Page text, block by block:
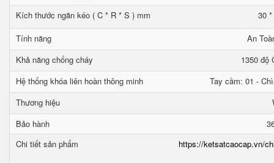
Kích thước ngăn kéo ( C * R * S ) mm
30
Tính năng
An
Khả năng chống cháy
1350 độ
Hệ thống khóa liên hoàn thông minh
Tay cầm: 01 -
Thương hiệu
Bảo hành
Chi tiết sản phẩm
https://ketsatcaocap.vn/